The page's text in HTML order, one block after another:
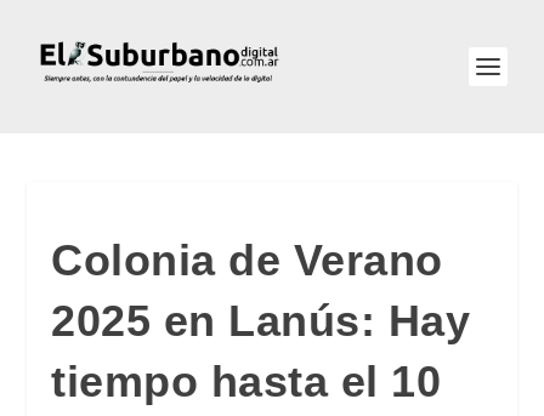
Colonia de Verano
2025 en Lanús: Hay
tiempo hasta el 10